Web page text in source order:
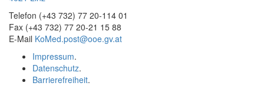
Telefon (+43 732) 77 20-114 01
Fax (+43 732) 77 20-21 15 88
E-Mail KoMed.post@ooe.gv.at
Impressum.
Datenschutz.
Barrierefreiheit.